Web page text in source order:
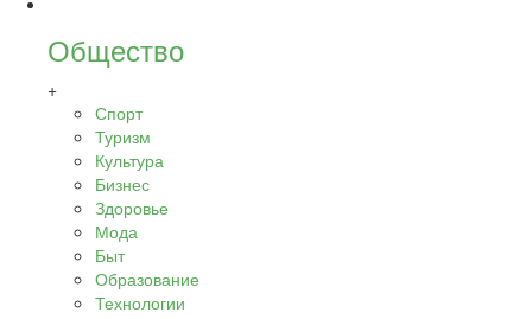
Общество
+
Спорт
Туризм
Культура
Бизнес
Здоровье
Мода
Быт
Образование
Технологии